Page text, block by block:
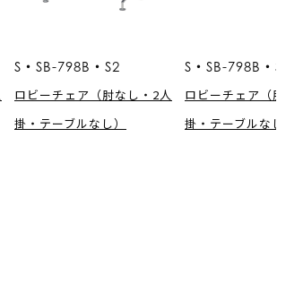
S・SB-798B・S2
ロビーチェア（肘なし・2人
掛・テーブルなし）
S・SB-798B・S3
ロビーチェア（肘な
掛・テーブルなし）